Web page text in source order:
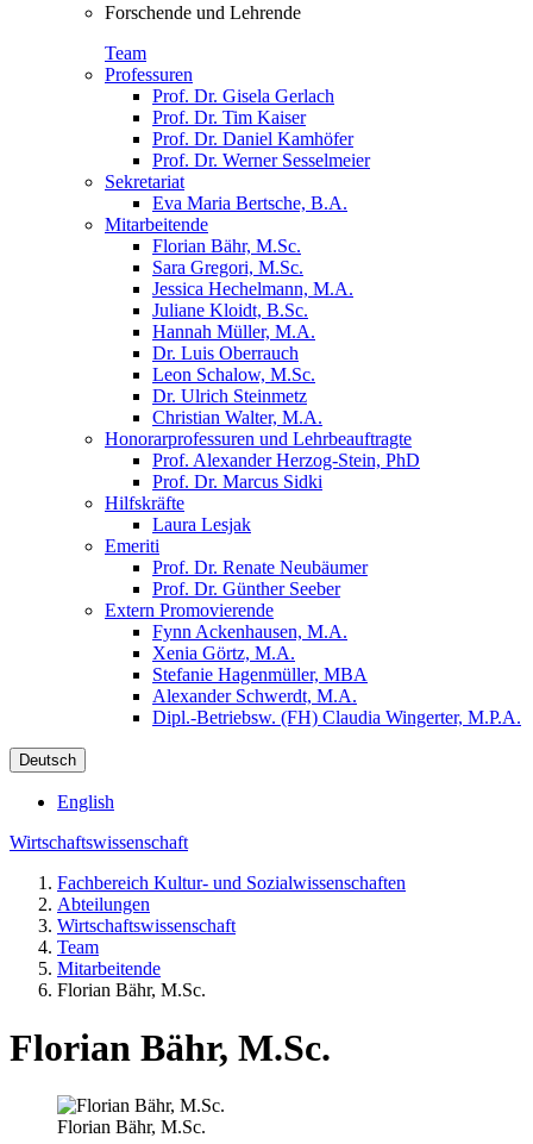
Forschende und Lehrende
Team
Professuren
Prof. Dr. Gisela Gerlach
Prof. Dr. Tim Kaiser
Prof. Dr. Daniel Kamhöfer
Prof. Dr. Werner Sesselmeier
Sekretariat
Eva Maria Bertsche, B.A.
Mitarbeitende
Florian Bähr, M.Sc.
Sara Gregori, M.Sc.
Jessica Hechelmann, M.A.
Juliane Kloidt, B.Sc.
Hannah Müller, M.A.
Dr. Luis Oberrauch
Leon Schalow, M.Sc.
Dr. Ulrich Steinmetz
Christian Walter, M.A.
Honorarprofessuren und Lehrbeauftragte
Prof. Alexander Herzog-Stein, PhD
Prof. Dr. Marcus Sidki
Hilfskräfte
Laura Lesjak
Emeriti
Prof. Dr. Renate Neubäumer
Prof. Dr. Günther Seeber
Extern Promovierende
Fynn Ackenhausen, M.A.
Xenia Görtz, M.A.
Stefanie Hagenmüller, MBA
Alexander Schwerdt, M.A.
Dipl.-Betriebsw. (FH) Claudia Wingerter, M.P.A.
Deutsch
English
Wirtschaftswissenschaft
Fachbereich Kultur- und Sozialwissenschaften
Abteilungen
Wirtschaftswissenschaft
Team
Mitarbeitende
Florian Bähr, M.Sc.
Florian Bähr, M.Sc.
Florian Bähr, M.Sc.